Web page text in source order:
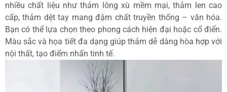
nhiều chất liệu như thảm lông xù mềm mại, thảm len cao
cấp, thảm dệt tay mang đậm chất truyền thống – văn hóa.
Bạn có thể lựa chọn theo phong cách hiện đại hoặc cổ điển.
Màu sắc và họa tiết đa dạng giúp thảm dễ dàng hòa hợp với
nội thất, tạo điểm nhấn tinh tế.